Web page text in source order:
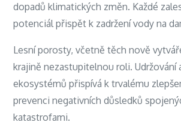
dopadů klimatických změn. Každé
potenciál přispět k zadržení vody na
Lesní porosty, včetně těch nově
krajině nezastupitelnou roli. Udržování
ekosystémů přispívá k trvalému
prevenci negativních důsledků
katastrofami.